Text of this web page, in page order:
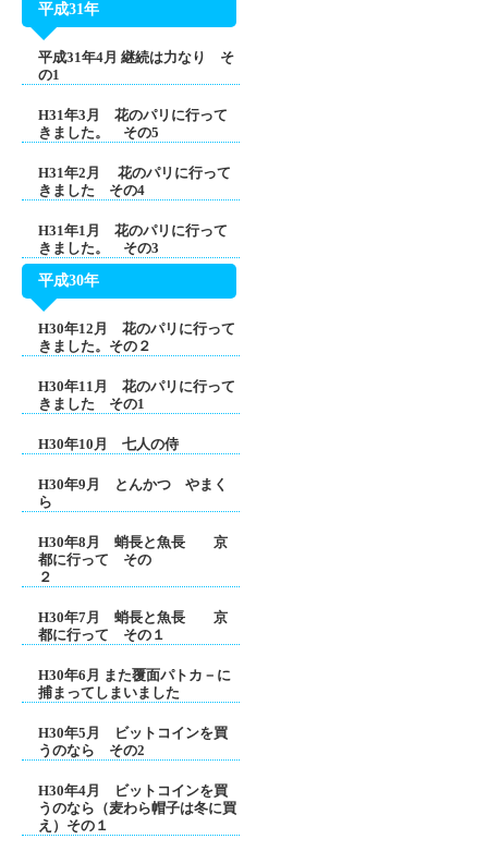
平成31年
平成31年4月 継続は力なり そ
の1
H31年3月 花のパリに行って
きました。 その5
H31年2月 花のパリに行って
きました その4
H31年1月 花のパリに行って
きました。 その3
平成30年
H30年12月 花のパリに行って
きました。その２
H30年11月 花のパリに行って
きました その1
H30年10月 七人の侍
H30年9月 とんかつ やまく
ら
H30年8月 蛸長と魚長 京
都に行って その
２
H30年7月 蛸長と魚長 京
都に行って その１
H30年6月 また覆面パトカ－に
捕まってしまいました
H30年5月 ビットコインを買
うのなら その2
H30年4月 ビットコインを買
うのなら（麦わら帽子は冬に買
え）その１